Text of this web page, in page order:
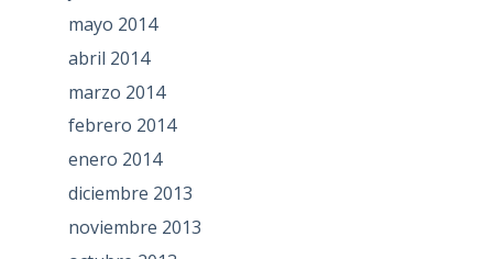
mayo 2014
abril 2014
marzo 2014
febrero 2014
enero 2014
diciembre 2013
noviembre 2013